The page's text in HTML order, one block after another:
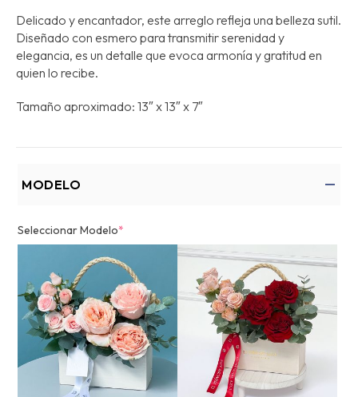
Delicado y encantador, este arreglo refleja una belleza sutil.
Diseñado con esmero para transmitir serenidad y
elegancia, es un detalle que evoca armonía y gratitud en
quien lo recibe.
Tamaño aproximado: 13″ x 13″ x 7″
MODELO
Seleccionar Modelo*